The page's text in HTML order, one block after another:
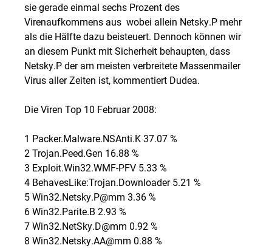
sie gerade einmal sechs Prozent des
Virenaufkommens aus  wobei allein Netsky.P mehr
als die Hälfte dazu beisteuert. Dennoch können wir
an diesem Punkt mit Sicherheit behaupten, dass
Netsky.P der am meisten verbreitete Massenmailer
Virus aller Zeiten ist, kommentiert Dudea.
Die Viren Top 10 Februar 2008:
1 Packer.Malware.NSAnti.K 37.07 %
2 Trojan.Peed.Gen 16.88 %
3 Exploit.Win32.WMF-PFV 5.33 %
4 BehavesLike:Trojan.Downloader 5.21 %
5 Win32.Netsky.P@mm 3.36 %
6 Win32.Parite.B 2.93 %
7 Win32.NetSky.D@mm 0.92 %
8 Win32.Netsky.AA@mm 0.88 %